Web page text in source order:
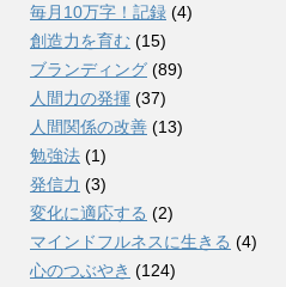
毎月10万字！記録 (4)
創造力を育む (15)
ブランディング (89)
人間力の発揮 (37)
人間関係の改善 (13)
勉強法 (1)
発信力 (3)
変化に適応する (2)
マインドフルネスに生きる (4)
心のつぶやき (124)